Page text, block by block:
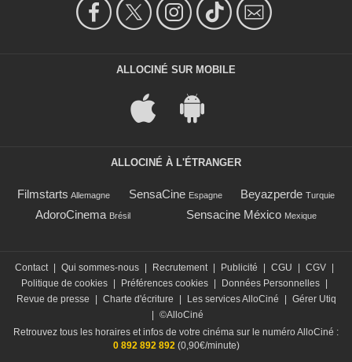
ALLOCINÉ SUR MOBILE
ALLOCINÉ À L'ÉTRANGER
Filmstarts Allemagne SensaCine Espagne Beyazperde Turquie
AdoroCinema Brésil Sensacine México Mexique
Contact | Qui sommes-nous | Recrutement | Publicité | CGU | CGV |
Politique de cookies | Préférences cookies | Données Personnelles |
Revue de presse
| Charte d'écriture | Les services AlloCiné | Gérer Utiq
| ©AlloCiné
Retrouvez tous les horaires et infos de votre cinéma sur le numéro AlloCiné :
0 892 892 892(0,90€/minute)